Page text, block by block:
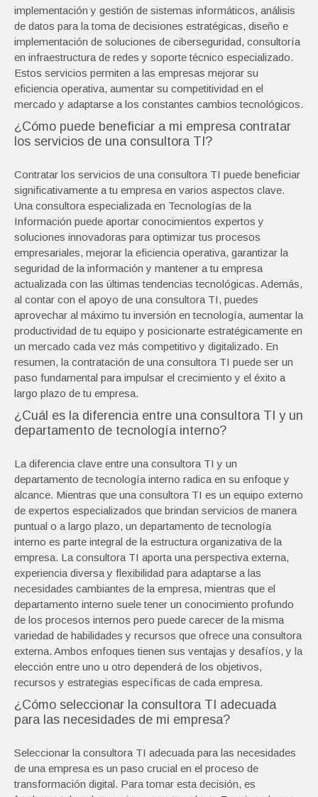
implementación y gestión de sistemas informáticos, análisis
de datos para la toma de decisiones estratégicas, diseño e
implementación de soluciones de ciberseguridad, consultoría
en infraestructura de redes y soporte técnico especializado.
Estos servicios permiten a las empresas mejorar su
eficiencia operativa, aumentar su competitividad en el
mercado y adaptarse a los constantes cambios tecnológicos.
¿Cómo puede beneficiar a mi empresa contratar
los servicios de una consultora TI?
Contratar los servicios de una consultora TI puede beneficiar
significativamente a tu empresa en varios aspectos clave.
Una consultora especializada en Tecnologías de la
Información puede aportar conocimientos expertos y
soluciones innovadoras para optimizar tus procesos
empresariales, mejorar la eficiencia operativa, garantizar la
seguridad de la información y mantener a tu empresa
actualizada con las últimas tendencias tecnológicas. Además,
al contar con el apoyo de una consultora TI, puedes
aprovechar al máximo tu inversión en tecnología, aumentar la
productividad de tu equipo y posicionarte estratégicamente en
un mercado cada vez más competitivo y digitalizado. En
resumen, la contratación de una consultora TI puede ser un
paso fundamental para impulsar el crecimiento y el éxito a
largo plazo de tu empresa.
¿Cuál es la diferencia entre una consultora TI y un
departamento de tecnología interno?
La diferencia clave entre una consultora TI y un
departamento de tecnología interno radica en su enfoque y
alcance. Mientras que una consultora TI es un equipo externo
de expertos especializados que brindan servicios de manera
puntual o a largo plazo, un departamento de tecnología
interno es parte integral de la estructura organizativa de la
empresa. La consultora TI aporta una perspectiva externa,
experiencia diversa y flexibilidad para adaptarse a las
necesidades cambiantes de la empresa, mientras que el
departamento interno suele tener un conocimiento profundo
de los procesos internos pero puede carecer de la misma
variedad de habilidades y recursos que ofrece una consultora
externa. Ambos enfoques tienen sus ventajas y desafíos, y la
elección entre uno u otro dependerá de los objetivos,
recursos y estrategias específicas de cada empresa.
¿Cómo seleccionar la consultora TI adecuada
para las necesidades de mi empresa?
Seleccionar la consultora TI adecuada para las necesidades
de una empresa es un paso crucial en el proceso de
transformación digital. Para tomar esta decisión, es